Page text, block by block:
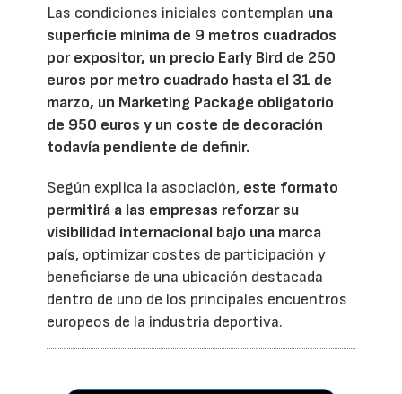
Las condiciones iniciales contemplan una
superficie mínima de 9 metros cuadrados
por expositor, un precio Early Bird de 250
euros por metro cuadrado hasta el 31 de
marzo, un Marketing Package obligatorio
de 950 euros y un coste de decoración
todavía pendiente de definir.
Según explica la asociación, este formato
permitirá a las empresas reforzar su
visibilidad internacional bajo una marca
país, optimizar costes de participación y
beneficiarse de una ubicación destacada
dentro de uno de los principales encuentros
europeos de la industria deportiva.